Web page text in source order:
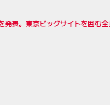
発表。東京ビッグサイトを囲む